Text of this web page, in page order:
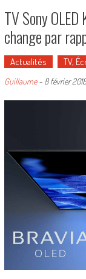
TV Sony
change par
Actualités TV,
Guillaume- 8 février 2018